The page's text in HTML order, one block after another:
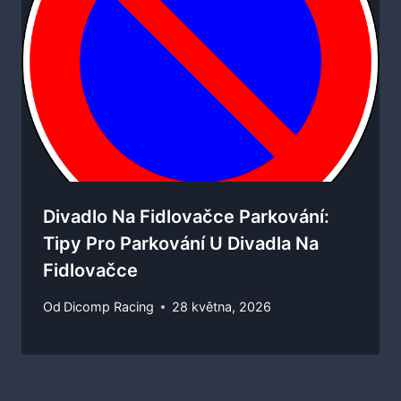
Divadlo Na Fidlovačce Parkování:
Tipy Pro Parkování U Divadla Na
Fidlovačce
Od Dicomp Racing 28 května, 2026